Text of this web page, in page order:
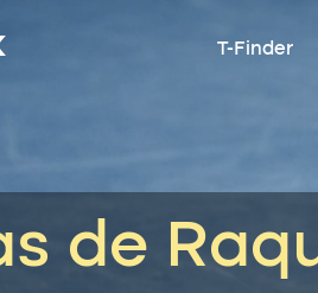
T-Finder
de